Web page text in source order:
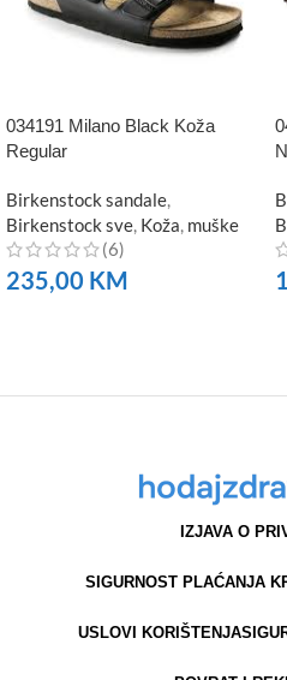
034191 Milano Black Koža
Regular
Birkenstock sandale
Birkenstock sve Koža muške
(6)
235,00 KM
IZJAVA O
SIGURNOST PLAĆANJA
USLOVI KORIŠTENJA